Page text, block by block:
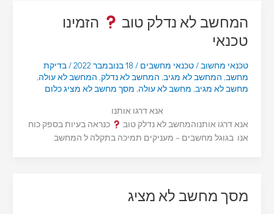
המחשב לא נדלק טוב
הזמינו
טכנאי
טכנאי מחשוב/טכנאי מחשבים / 18 בנובמבר 2022 /בדיקת
מחשב, המחשב לא מגיב, המחשב לא נדלק, המחשב לא עולה,
מחשב לא מגיב, מחשב לא עולה, מסך מחשב לא מציג כלום
אנא דרגו אותנו
אנא דרגו אותנוהמחשב לא נדלק טוב
כנראה בעיות בספק כוח
אנו בגוגל מחשבים – מעניקים תמיכה בתקלה ל המחשב
מסך מחשב לא מציג